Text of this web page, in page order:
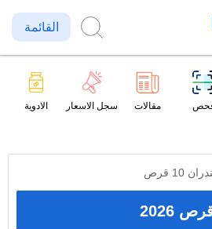
القائمة
مقالات سجل الاسعار الادوية
10 قرص